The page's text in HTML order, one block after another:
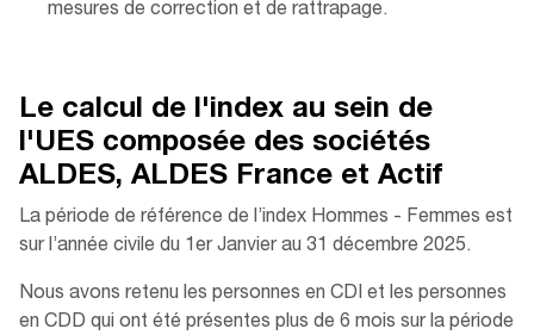
mesures de correction et de rattrapage.
Le calcul de l'index au sein de
l'UES composée des sociétés
ALDES, ALDES France et Actif
La période de référence de l’index Hommes - Femmes est
sur l’année civile du 1er Janvier au 31 décembre 2025.
Nous avons retenu les personnes en CDI et les personnes
en CDD qui ont été présentes plus de 6 mois sur la période